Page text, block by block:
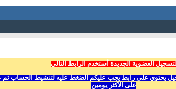
العضوية الجديدة أستخدم الرابط التالي
على رابط يجب عليكم الضغط عليه لتنشيط الحساب ثم
على الأكثر يومين